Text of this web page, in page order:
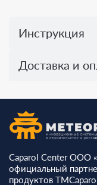
Инструкция
Доставка и
Caparol Center ООО
официальный
продуктов